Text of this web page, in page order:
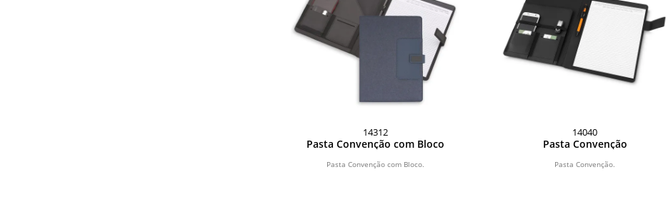
14312
Pasta Convenção com Bloco
Pasta Convenção com Bloco.
14040
Pasta Convenção
Pasta Convenção.